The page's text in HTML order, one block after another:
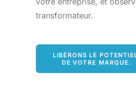
transformateur.
LIBÉRONS LE
DE VOTRE MARQUE.